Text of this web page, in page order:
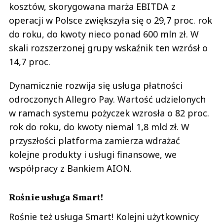
kosztów, skorygowana marża EBITDA z
operacji w Polsce zwiększyła się o 29,7 proc. rok
do roku, do kwoty nieco ponad 600 mln zł. W
skali rozszerzonej grupy wskaźnik ten wzrósł o
14,7 proc.
Dynamicznie rozwija się usługa płatności
odroczonych Allegro Pay. Wartość udzielonych
w ramach systemu pożyczek wzrosła o 82 proc.
rok do roku, do kwoty niemal 1,8 mld zł. W
przyszłości platforma zamierza wdrażać
kolejne produkty i usługi finansowe, we
współpracy z Bankiem AION.
Rośnie usługa Smart!
Rośnie też usługa Smart! Kolejni użytkownicy